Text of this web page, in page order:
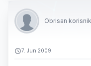
Obrisan korisnik
7. Jun 2009.